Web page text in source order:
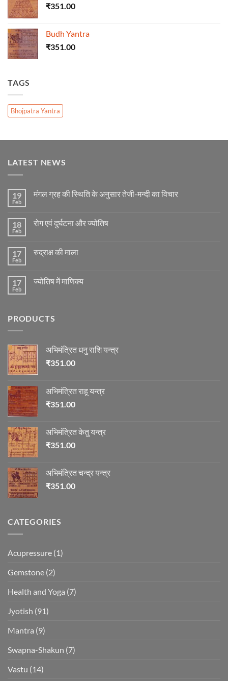
₹351.00
Budh Yantra
₹351.00
TAGS
Bhojpatra Yantra
LATEST NEWS
19
Feb
मंगल ग्रह की स्थिति के अनुसार तेजी-मन्दी का विचार
मंगल
के
अनुसार
विचार
18
Feb
रोग एवं दुर्घटना और ज्योतिष
रोग
ज्योतिष
17
Feb
रुद्राक्ष की माला
रुद्राक्ष
17
Feb
ज्योतिष में माणिक्य
में
PRODUCTS
अभिमंत्रित धनु राशि यन्त्र
₹351.00
अभिमंत्रित राहू यन्त्र
₹351.00
अभिमंत्रित केतु यन्त्र
₹351.00
अभिमंत्रित चन्द्र यन्त्र
₹351.00
CATEGORIES
Acupressure (1)
Gemstone (2)
Health and Yoga (7)
Jyotish (91)
Mantra (9)
Swapna-Shakun (7)
Vastu (14)